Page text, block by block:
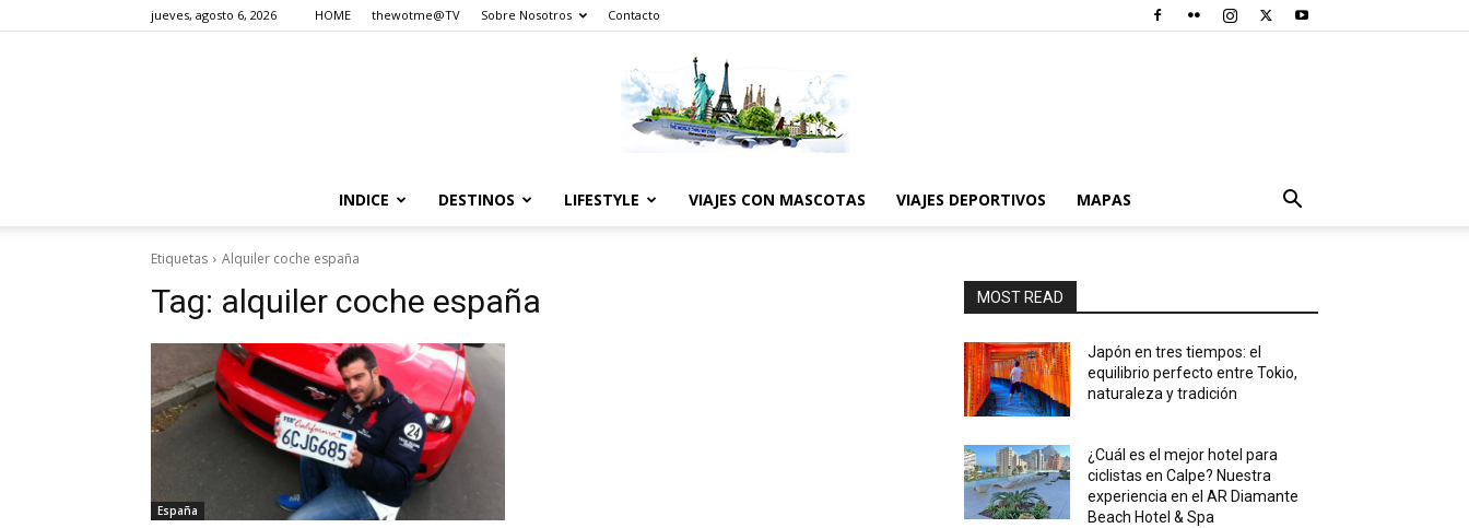
jueves, agosto 6, 2026 HOME thewotme@TV Sobre Nosotros Contacto
INDICE DESTINOS LIFESTYLE VIAJES CON MASCOTAS VIAJES DEPORTIVOS MAPAS
Etiquetas Alquiler coche españa
Tag: alquiler coche españa
España
MOST READ
Japón en tres tiempos: el
equilibrio perfecto entre Tokio,
naturaleza y tradición
¿Cuál es el mejor hotel para
ciclistas en Calpe? Nuestra
experiencia en el AR Diamante
Beach Hotel & Spa